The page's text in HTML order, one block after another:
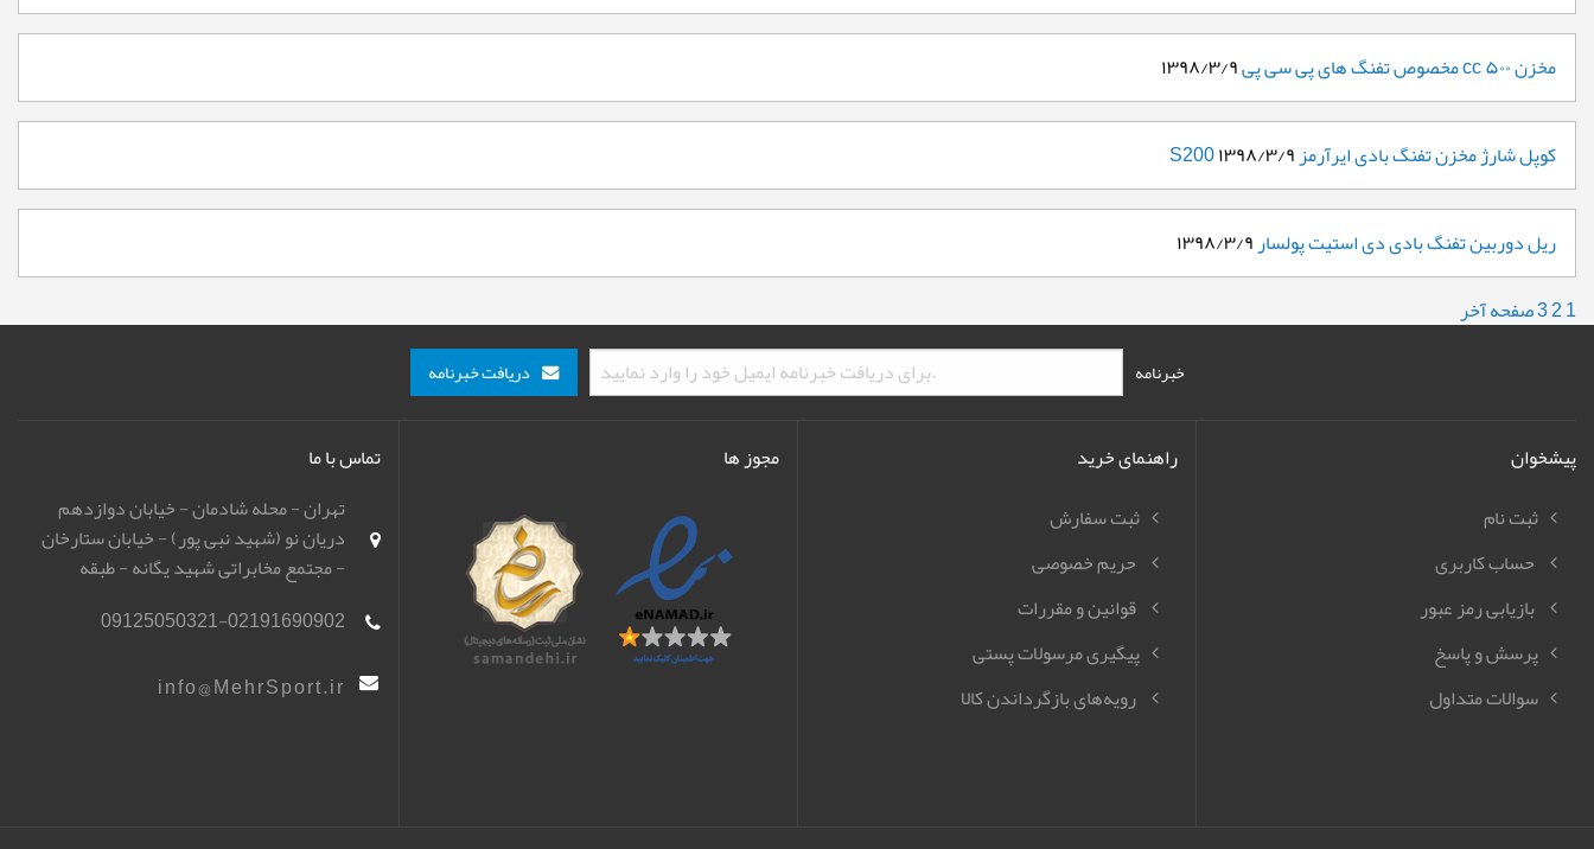
مخزن ۵۰۰ cc مخصوص تفنگ های پی سی پی ۱۳۹۸/۳/۹
کوپل شارژ مخزن تفنگ بادی ایرآرمز S200۱۳۹۸/۳/۹
ریل دوربین تفنگ بادی دی استیت پولسار۱۳۹۸/۳/۹
1
2
3صفحه آخر
خبرنامه دریافت خبرنامه
پیشخوان
ثبت نام
حساب کاربری
بازیابی رمز عبور
پرسش و پاسخ
سوالات متداول
راهنمای خرید
ثبت سفارش
حریم خصوصی
قوانین و مقررات
پیگیری مرسولات پستی
رویه‌های بازگرداندن کالا
مجوز ها
تماس با ما
تهران - محله شادمان - خیابان دوازدهم
دریان نو (شهید نبی پور) - خیابان ستارخان
- مجتمع مخابراتی شهید یگانه - طبقه
(مهرگان)
09125050321-02191690902
info@MehrSport.ir